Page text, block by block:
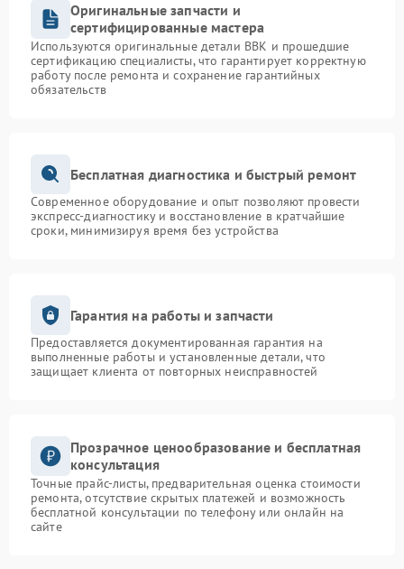
Оригинальные запчасти и
сертифицированные мастера
Используются оригинальные детали BBK и прошедшие
сертификацию специалисты, что гарантирует корректную
работу после ремонта и сохранение гарантийных
обязательств
Бесплатная диагностика и быстрый ремонт
Современное оборудование и опыт позволяют провести
экспресс-диагностику и восстановление в кратчайшие
сроки, минимизируя время без устройства
Гарантия на работы и запчасти
Предоставляется документированная гарантия на
выполненные работы и установленные детали, что
защищает клиента от повторных неисправностей
Прозрачное ценообразование и бесплатная
консультация
Точные прайс-листы, предварительная оценка стоимости
ремонта, отсутствие скрытых платежей и возможность
бесплатной консультации по телефону или онлайн на
сайте